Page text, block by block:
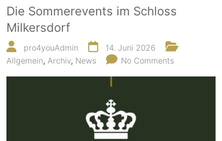
Die Sommerevents im Schloss
Milkersdorf
pro4youAdmin
14. Juni 2026
Allgemein,Archiv, News No Comments